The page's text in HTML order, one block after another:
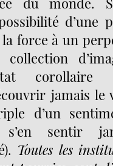
d’une
force à un
collection
jamais le
d’un
sentir
Toutes les